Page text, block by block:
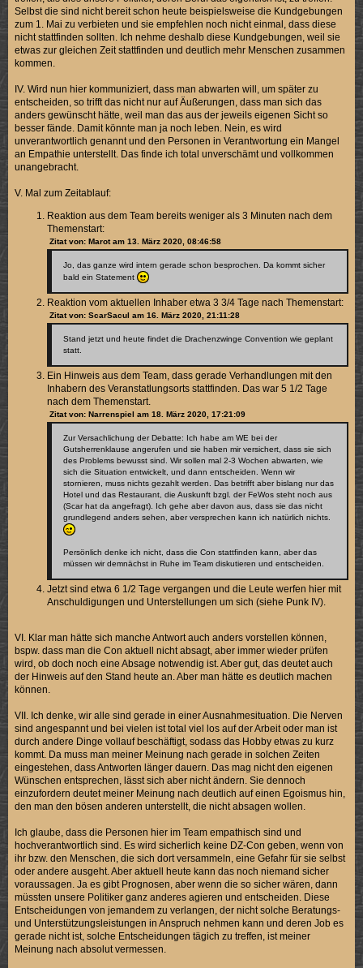
Selbst die sind nicht bereit schon heute beispielsweise die Kundgebungen
zum 1. Mai zu verbieten und sie empfehlen noch nicht einmal, dass diese
nicht stattfinden sollten. Ich nehme deshalb diese Kundgebungen, weil sie
etwas zur gleichen Zeit stattfinden und deutlich mehr Menschen zusammen
kommen.
IV. Wird nun hier kommuniziert, dass man abwarten will, um später zu
entscheiden, so trifft das nicht nur auf Äußerungen, dass man sich das
anders gewünscht hätte, weil man das aus der jeweils eigenen Sicht so
besser fände. Damit könnte man ja noch leben. Nein, es wird
unverantwortlich genannt und den Personen in Verantwortung ein Mangel
an Empathie unterstellt. Das finde ich total unverschämt und vollkommen
unangebracht.
V. Mal zum Zeitablauf:
Reaktion aus dem Team bereits weniger als 3 Minuten nach dem
Themenstart:
Zitat von: Marot am 13. März 2020, 08:46:58
Jo, das ganze wird intern gerade schon besprochen. Da kommt sicher
bald ein Statement
Reaktion vom aktuellen Inhaber etwa 3 3/4 Tage nach Themenstart:
Zitat von: ScarSacul am 16. März 2020, 21:11:28
Stand jetzt und heute findet die Drachenzwinge Convention wie geplant
statt.
Ein Hinweis aus dem Team, dass gerade Verhandlungen mit den
Inhabern des Veranstatlungsorts stattfinden. Das war 5 1/2 Tage
nach dem Themenstart.
Zitat von: Narrenspiel am 18. März 2020, 17:21:09
Zur Versachlichung der Debatte: Ich habe am WE bei der
Gutsherrenklause angerufen und sie haben mir versichert, dass sie sich
des Problems bewusst sind. Wir sollen mal 2-3 Wochen abwarten, wie
sich die Situation entwickelt, und dann entscheiden. Wenn wir
stornieren, muss nichts gezahlt werden. Das betrifft aber bislang nur das
Hotel und das Restaurant, die Auskunft bzgl. der FeWos steht noch aus
(Scar hat da angefragt). Ich gehe aber davon aus, dass sie das nicht
grundlegend anders sehen, aber versprechen kann ich natürlich nichts.
Persönlich denke ich nicht, dass die Con stattfinden kann, aber das
müssen wir demnächst in Ruhe im Team diskutieren und entscheiden.
Jetzt sind etwa 6 1/2 Tage vergangen und die Leute werfen hier mit
Anschuldigungen und Unterstellungen um sich (siehe Punk IV).
VI. Klar man hätte sich manche Antwort auch anders vorstellen können,
bspw. dass man die Con aktuell nicht absagt, aber immer wieder prüfen
wird, ob doch noch eine Absage notwendig ist. Aber gut, das deutet auch
der Hinweis auf den Stand heute an. Aber man hätte es deutlich machen
können.
VII. Ich denke, wir alle sind gerade in einer Ausnahmesituation. Die Nerven
sind angespannt und bei vielen ist total viel los auf der Arbeit oder man ist
durch andere Dinge vollauf beschäftigt, sodass das Hobby etwas zu kurz
kommt. Da muss man meiner Meinung nach gerade in solchen Zeiten
eingestehen, dass Antworten länger dauern. Das mag nicht den eigenen
Wünschen entsprechen, lässt sich aber nicht ändern. Sie dennoch
einzufordern deutet meiner Meinung nach deutlich auf einen Egoismus hin,
den man den bösen anderen unterstellt, die nicht absagen wollen.
Ich glaube, dass die Personen hier im Team empathisch sind und
hochverantwortlich sind. Es wird sicherlich keine DZ-Con geben, wenn von
ihr bzw. den Menschen, die sich dort versammeln, eine Gefahr für sie selbst
oder andere ausgeht. Aber aktuell heute kann das noch niemand sicher
voraussagen. Ja es gibt Prognosen, aber wenn die so sicher wären, dann
müssten unsere Politiker ganz anderes agieren und entscheiden. Diese
Entscheidungen von jemandem zu verlangen, der nicht solche Beratungs-
und Unterstützungsleistungen in Anspruch nehmen kann und deren Job es
gerade nicht ist, solche Entscheidungen tägich zu treffen, ist meiner
Meinung nach absolut vermessen.